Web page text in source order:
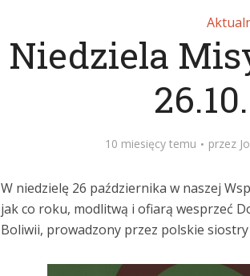
Niedziela
10 miesięcy temu przez
W niedzielę 26 października w naszej
jak co roku, modlitwą i ofiarą wesprzeć
Boliwii, prowadzony przez polskie